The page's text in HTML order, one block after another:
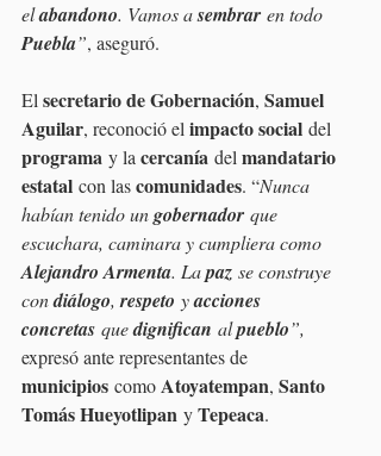
el abandono. Vamos a sembrar en todo
Puebla”, aseguró.
El secretario de Gobernación, Samuel
Aguilar, reconoció el impacto social del
programa y la cercanía del mandatario
estatal con las comunidades. “Nunca
habían tenido un gobernador que
escuchara, caminara y cumpliera como
Alejandro Armenta. La paz se construye
con diálogo, respeto y acciones
concretas que dignifican al pueblo”,
expresó ante representantes de
municipios como Atoyatempan, Santo
Tomás Hueyotlipan y Tepeaca.